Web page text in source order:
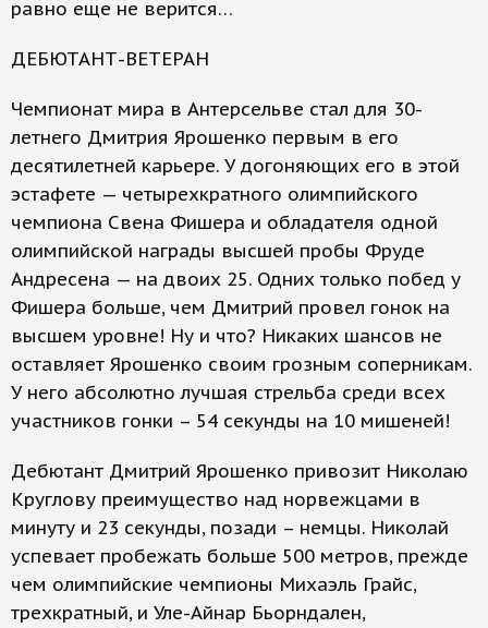
равно еще не верится…
ДЕБЮТАНТ-ВЕТЕРАН
Чемпионат мира в Антерсельве стал для 30-
летнего Дмитрия Ярошенко первым в его
десятилетней карьере. У догоняющих его в этой
эстафете — четырехкратного олимпийского
чемпиона Свена Фишера и обладателя одной
олимпийской награды высшей пробы Фруде
Андресена — на двоих 25. Одних только побед у
Фишера больше, чем Дмитрий провел гонок на
высшем уровне! Ну и что? Никаких шансов не
оставляет Ярошенко своим грозным соперникам.
У него абсолютно лучшая стрельба среди всех
участников гонки – 54 секунды на 10 мишеней!
Дебютант Дмитрий Ярошенко привозит Николаю
Круглову преимущество над норвежцами в
минуту и 23 секунды, позади – немцы. Николай
успевает пробежать больше 500 метров, прежде
чем олимпийские чемпионы Михаэль Грайс,
трехкратный, и Уле-Айнар Бьорндален,